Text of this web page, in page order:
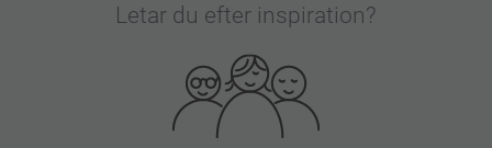
Letar du efter inspiration?